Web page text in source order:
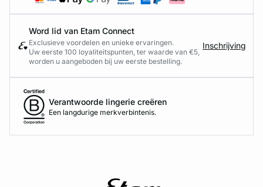
Word lid van Etam Connect
Exclusieve voordelen en unieke ervaringen.
Uw eerste 100 loyaliteitspunten, ter waarde van €5,
worden u aangeboden bij uw eerste bestelling.
Inschrijving
Verantwoorde lingerie creëren
Een langdurige merkverbintenis.